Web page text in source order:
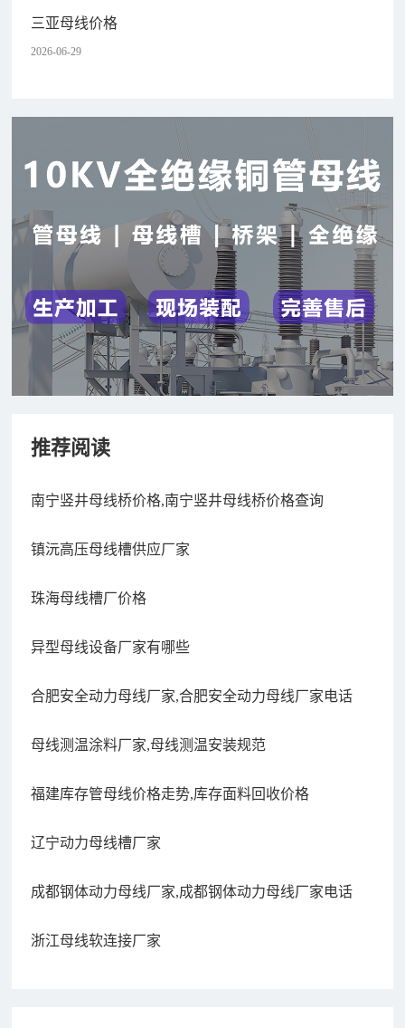
三亚母线价格
2026-06-29
推荐阅读
南宁竖井母线桥价格,南宁竖井母线桥价格查询
镇沅高压母线槽供应厂家
珠海母线槽厂价格
异型母线设备厂家有哪些
合肥安全动力母线厂家,合肥安全动力母线厂家电话
母线测温涂料厂家,母线测温安装规范
福建库存管母线价格走势,库存面料回收价格
辽宁动力母线槽厂家
成都钢体动力母线厂家,成都钢体动力母线厂家电话
浙江母线软连接厂家